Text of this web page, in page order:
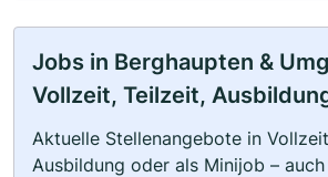
Jobs in Berghaupten &
Vollzeit, Teilzeit,
Aktuelle Stellenangebote in
Ausbildung oder als Minijob –